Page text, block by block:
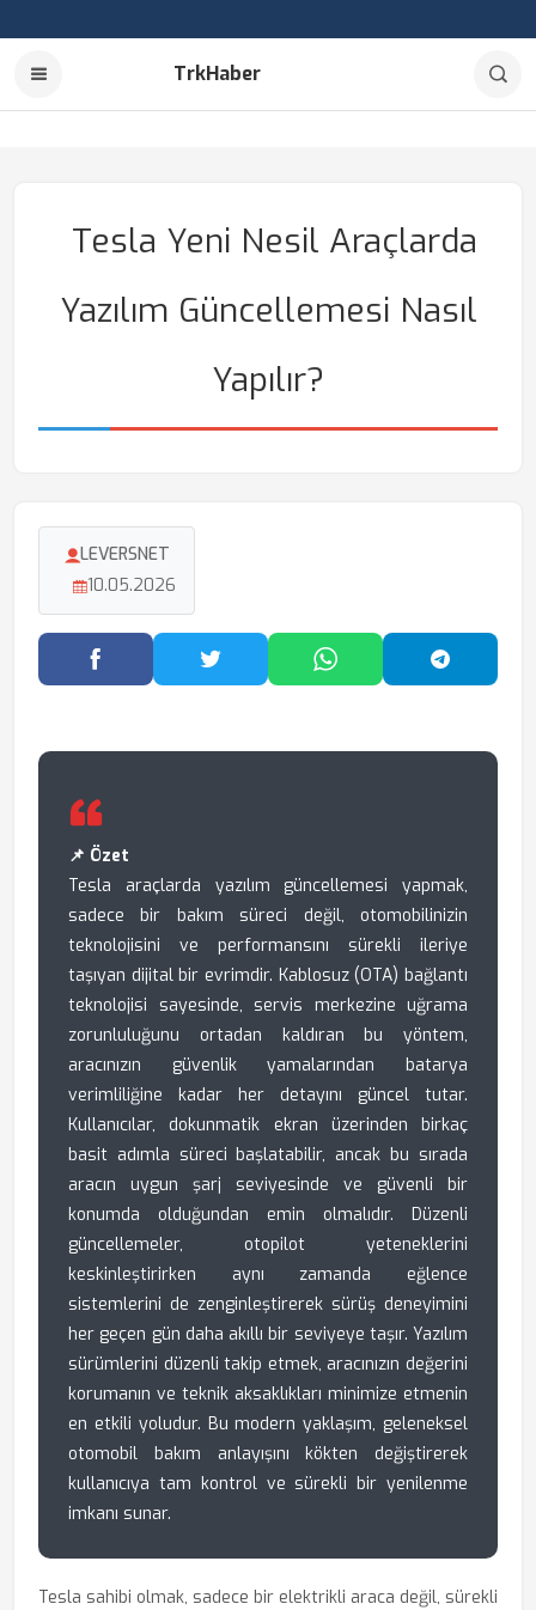
TrkHaber
Tesla Yeni Nesil Araçlarda
Yazılım Güncellemesi Nasıl
Yapılır?
LEVERSNET
10.05.2026
Facebook'ta PaylaşTwitter'da PaylaşWhatsApp'ta Paylaş
📌 Özet
Tesla araçlarda yazılım güncellemesi yapmak,
sadece bir bakım süreci değil, otomobilinizin
teknolojisini ve performansını sürekli ileriye
taşıyan dijital bir evrimdir. Kablosuz (OTA) bağlantı
teknolojisi sayesinde, servis merkezine uğrama
zorunluluğunu ortadan kaldıran bu yöntem,
aracınızın güvenlik yamalarından batarya
verimliliğine kadar her detayını güncel tutar.
Kullanıcılar, dokunmatik ekran üzerinden birkaç
basit adımla süreci başlatabilir, ancak bu sırada
aracın uygun şarj seviyesinde ve güvenli bir
konumda olduğundan emin olmalıdır. Düzenli
güncellemeler, otopilot yeteneklerini
keskinleştirirken aynı zamanda eğlence
sistemlerini de zenginleştirerek sürüş deneyimini
her geçen gün daha akıllı bir seviyeye taşır. Yazılım
sürümlerini düzenli takip etmek, aracınızın değerini
korumanın ve teknik aksaklıkları minimize etmenin
en etkili yoludur. Bu modern yaklaşım, geleneksel
otomobil bakım anlayışını kökten değiştirerek
kullanıcıya tam kontrol ve sürekli bir yenilenme
imkanı sunar.
Tesla sahibi olmak, sadece bir elektrikli araca değil, sürekli